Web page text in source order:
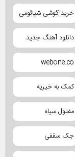
خرید گوشی شیائومی
دانلود آهنگ جدید
webone.co
کمک به خیریه
مفتول سیاه
جک سقفی